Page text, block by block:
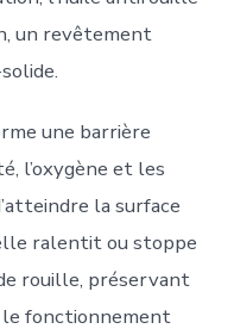
un revêtement
une barrière
l’oxygène et les
la surface
ralentit ou stoppe
rouille, préservant
le fonctionnement